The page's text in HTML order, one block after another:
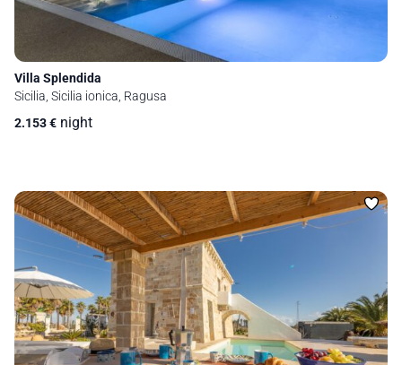
Villa Splendida
Sicilia, Sicilia ionica, Ragusa
2.153€ night